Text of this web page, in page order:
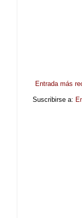
Entrada más
Suscribirse a: